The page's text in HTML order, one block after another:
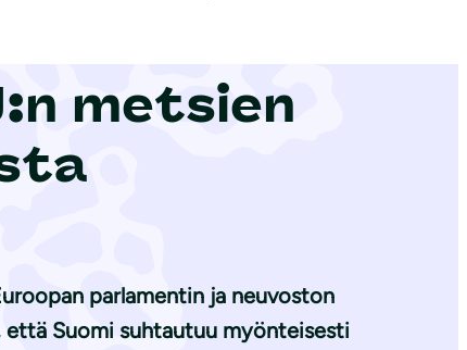
metsien
parlamentin ja neuvoston
Suomi suhtautuu myönteisesti